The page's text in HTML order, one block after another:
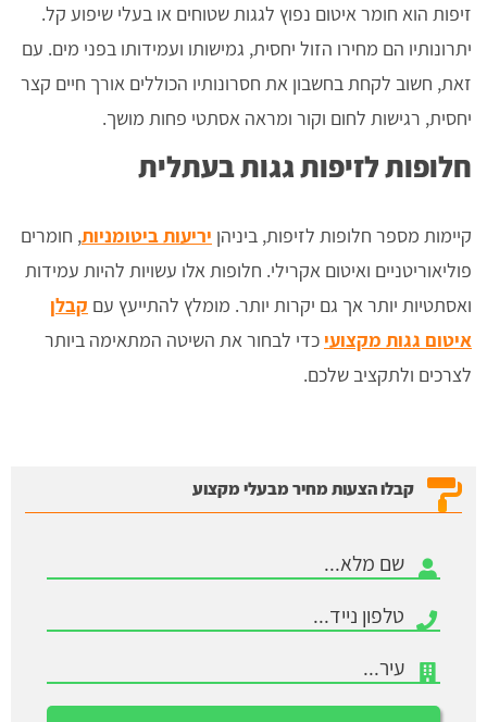
זיפות הוא חומר איטום נפוץ לגגות שטוחים או בעלי שיפוע קל.
יתרונותיו הם מחירו הזול יחסית, גמישותו ועמידותו בפני מים. עם
זאת, חשוב לקחת בחשבון את חסרונותיו הכוללים אורך חיים קצר
יחסית, רגישות לחום וקור ומראה אסתטי פחות מושך.
חלופות לזיפות גגות בעתלית
קיימות מספר חלופות לזיפות, ביניהן יריעות ביטומניות, חומרים
פוליאוריטניים ואיטום אקרילי. חלופות אלו עשויות להיות עמידות
ואסתטיות יותר אך גם יקרות יותר. מומלץ להתייעץ עם קבלן
איטום גגות מקצועי כדי לבחור את השיטה המתאימה ביותר
לצרכים ולתקציב שלכם.
קבלו הצעות מחיר מבעלי מקצוע